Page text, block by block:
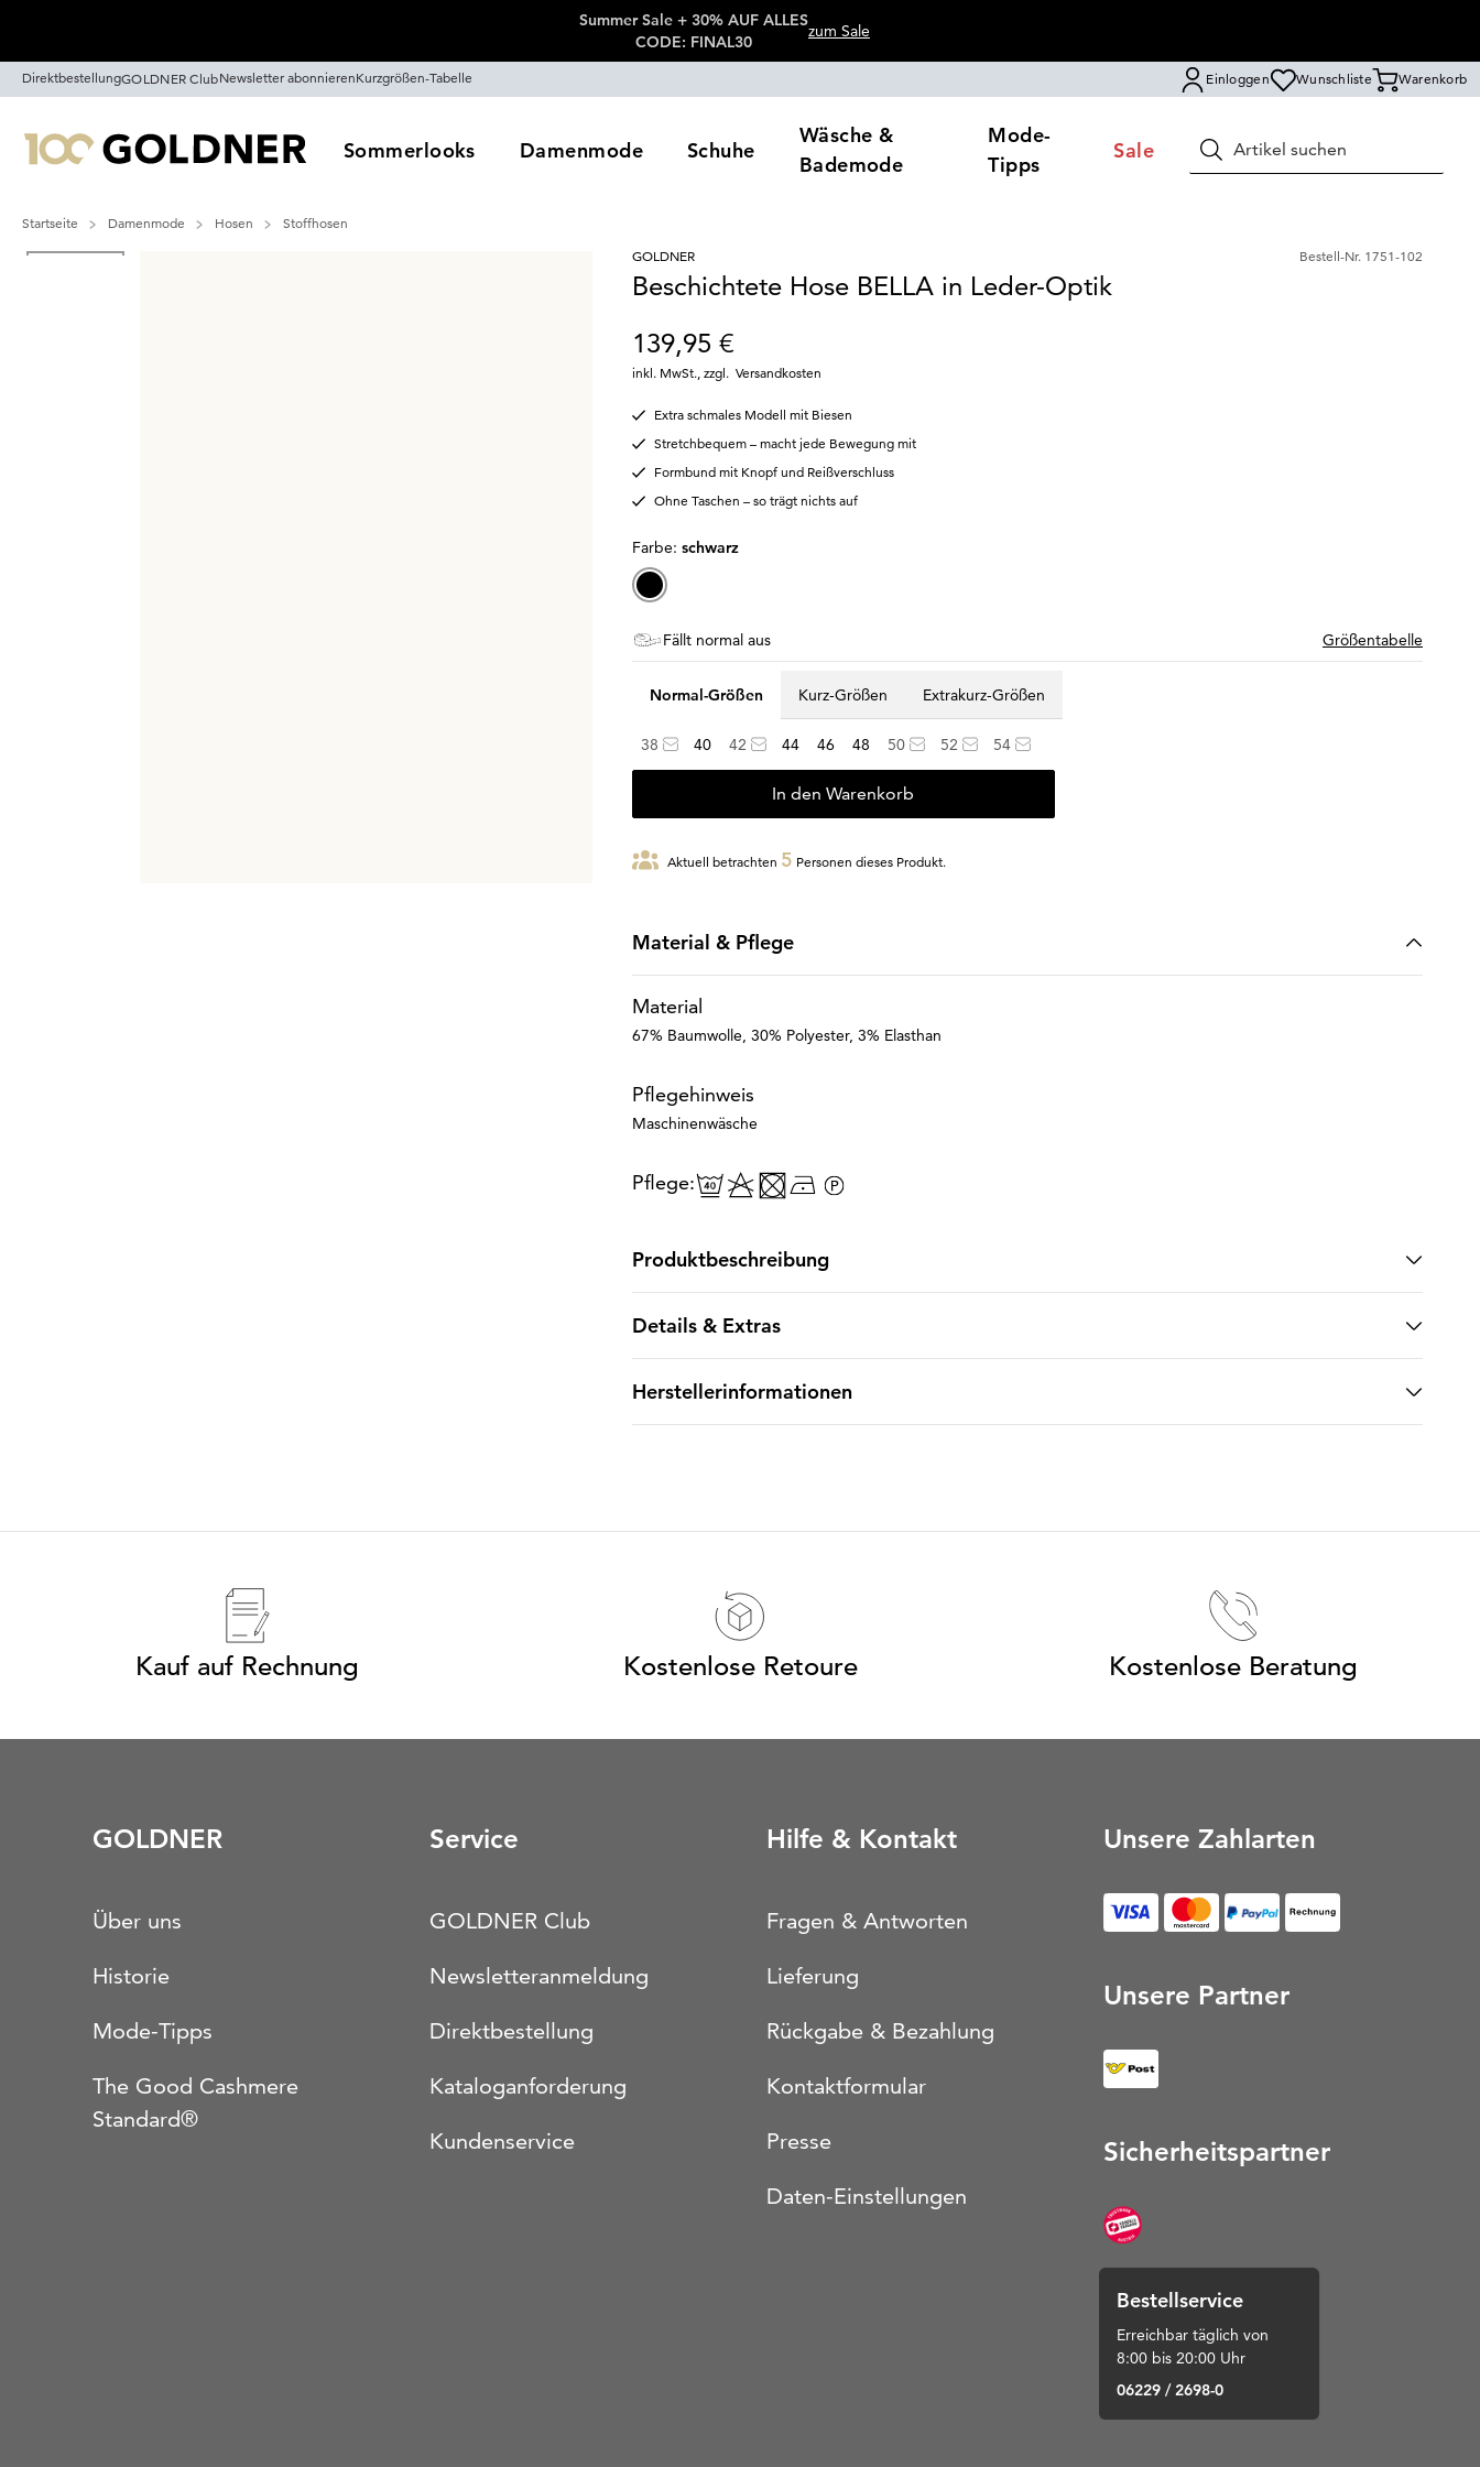
Summer Sale + 30% AUF ALLES
CODE: FINAL30
zum Sale
DirektbestellungGOLDNER ClubNewsletter abonnierenKurzgrößen-Tabelle Einloggen Wunschliste Warenkorb
Sommerlooks Damenmode Schuhe
Wäsche &
Bademode
Mode-
Tipps
Sale Suchen
Startseite Damenmode Hosen
Stoffhosen
GOLDNER
Bestell-Nr. 1751-102
Beschichtete Hose BELLA in Leder-Optik
139,95 €
inkl. MwSt., zzgl. Versandkosten
Extra schmales Modell mit Biesen
Stretchbequem – macht jede Bewegung mit
Formbund mit Knopf und Reißverschluss
Ohne Taschen – so trägt nichts auf
Farbe: schwarz
Fällt normal aus Größentabelle
Normal-Größen Kurz-Größen Extrakurz-Größen
38 40 42 44 46 48 50 52 54
In den Warenkorb
Aktuell betrachten 5 Personen dieses Produkt.
Material & Pflege
Material
67% Baumwolle, 30% Polyester, 3% Elasthan
Pflegehinweis
Maschinenwäsche
Pflege:
Produktbeschreibung
Details & Extras
Herstellerinformationen
Kauf auf Rechnung Kostenlose Retoure Kostenlose Beratung
GOLDNER
Über uns
Historie
Mode-Tipps
The Good Cashmere
Standard®
Service
GOLDNER Club
Newsletteranmeldung
Direktbestellung
Kataloganforderung
Kundenservice
Hilfe & Kontakt
Fragen & Antworten
Lieferung
Rückgabe & Bezahlung
Kontaktformular
Presse
Daten-Einstellungen
Unsere Zahlarten
Rechnung (Öffnet in
Unsere Partner
Sicherheitspartner
Bestellservice
Erreichbar täglich von
8:00 bis 20:00 Uhr
06229 / 2698-0